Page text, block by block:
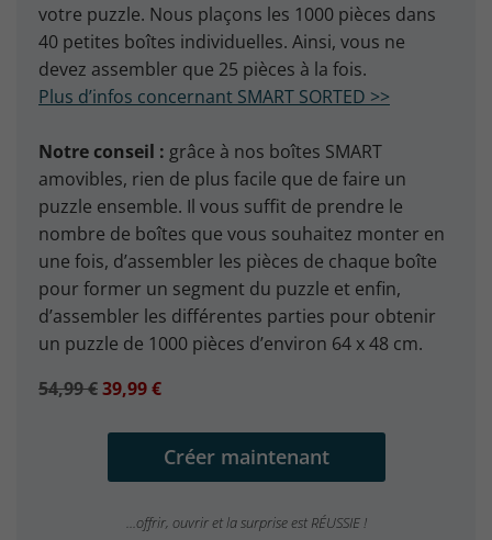
votre puzzle. Nous plaçons les 1000 pièces dans
40 petites boîtes individuelles. Ainsi, vous ne
devez assembler que 25 pièces à la fois.
Plus d’infos concernant SMART SORTED >>
Notre conseil : grâce à nos boîtes SMART
amovibles, rien de plus facile que de faire un
puzzle ensemble. Il vous suffit de prendre le
nombre de boîtes que vous souhaitez monter en
une fois, d’assembler les pièces de chaque boîte
pour former un segment du puzzle et enfin,
d’assembler les différentes parties pour obtenir
un puzzle de 1000 pièces d’environ 64 x 48 cm.
54,99 €39,99 €
Créer maintenant
...offrir, ouvrir et la surprise est RÉUSSIE !